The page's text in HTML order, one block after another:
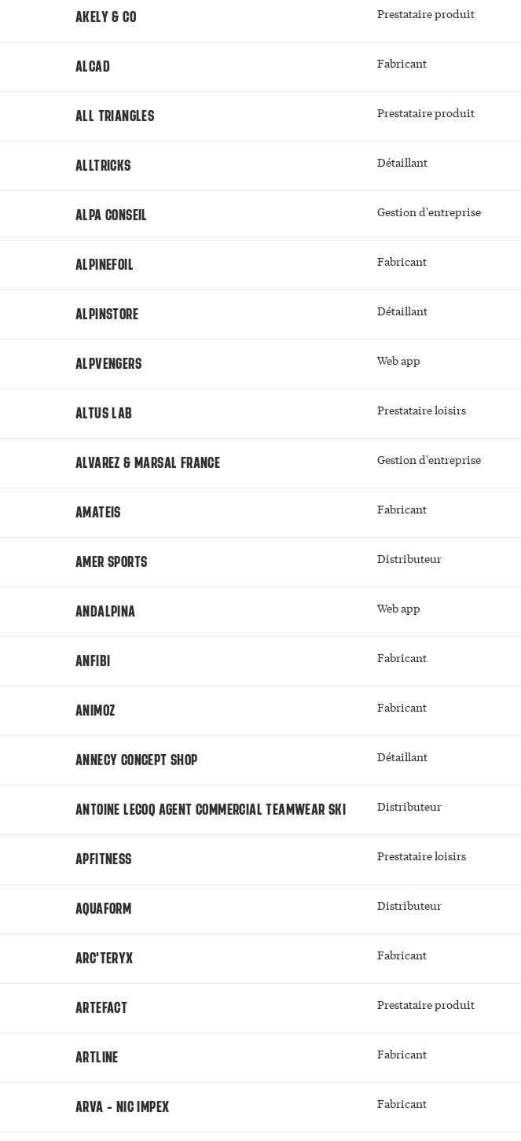
AKELY & CO Prestataire produit
ALCAD Fabricant
ALL TRIANGLES Prestataire produit
ALLTRICKS Détaillant
ALPA CONSEIL Gestion d'entreprise
ALPINEFOIL Fabricant
ALPINSTORE Détaillant
ALPVENGERS Web app
ALTUS LAB Prestataire loisirs
ALVAREZ & MARSAL FRANCE Gestion d'entreprise
AMATEIS Fabricant
AMER SPORTS Distributeur
ANDALPINA Web app
ANFIBI Fabricant
ANIMOZ Fabricant
ANNECY CONCEPT SHOP Détaillant
ANTOINE LECOQ AGENT COMMERCIAL TEAMWEAR SKI Distributeur
APFITNESS Prestataire loisirs
AQUAFORM Distributeur
ARC'TERYX Fabricant
ARTEFACT Prestataire produit
ARTLINE Fabricant
ARVA - NIC IMPEX Fabricant